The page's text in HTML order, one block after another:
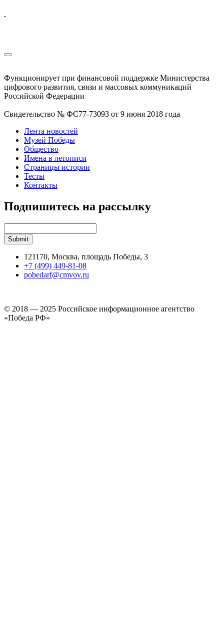
Функционирует при финансовой поддержке Министерства
цифрового развития, связи и массовых коммуникаций
Российской Федерации
Свидетельство № ФС77-73093 от 9 июня 2018 года
Лента новостей
Музей Победы
Общество
Имена в летописи
Страницы истории
Тесты
Контакты
Подпишитесь на рассылку
121170, Москва, площадь Победы, 3
+7 (499) 449-81-08
pobedarf@cmvov.ru
© 2018 — 2025 Российское информационное агентство
«Победа РФ»